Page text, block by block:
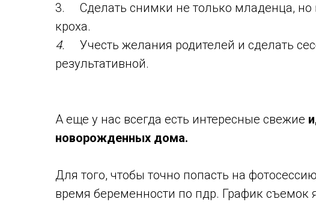
3. Сделать снимки не только младенца, но
кроха.
4. Учесть желания родителей и сделать
результативной.
А еще у нас всегда есть интересные свежие
новорожденных дома.
Для того, чтобы точно попасть на
время беременности по пдр. График съемок